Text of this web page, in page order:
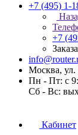
+7 (495) 1-
+7
Москва,
Пн - Пт: с
Cб - Вс:
Кабинет